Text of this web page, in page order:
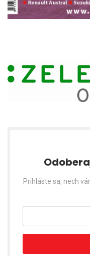
Prihláste sa, nech